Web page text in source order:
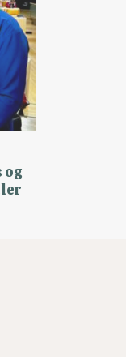
og